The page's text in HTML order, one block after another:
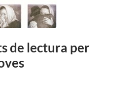
de lectura per